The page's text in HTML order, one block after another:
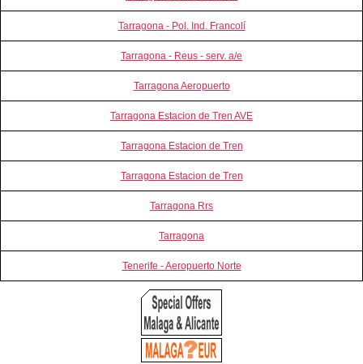
Tarragona - Pol. Ind. Francolí
Tarragona - Reus - serv. a/e
Tarragona Aeropuerto
Tarragona Estacion de Tren AVE
Tarragona Estacion de Tren
Tarragona Estacion de Tren
Tarragona Rrs
Tarragona
Tenerife - Aeropuerto Norte